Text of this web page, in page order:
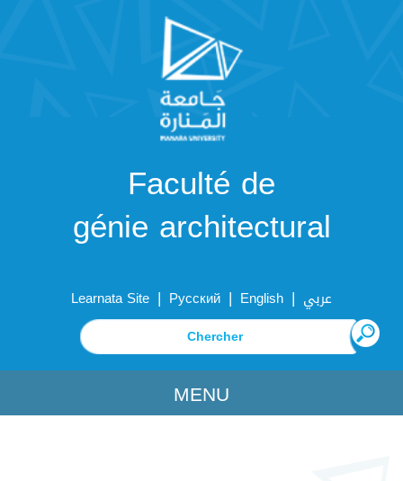
Faculté de
génie architectural
Learnata Site | Русский | English | عربي
MENU